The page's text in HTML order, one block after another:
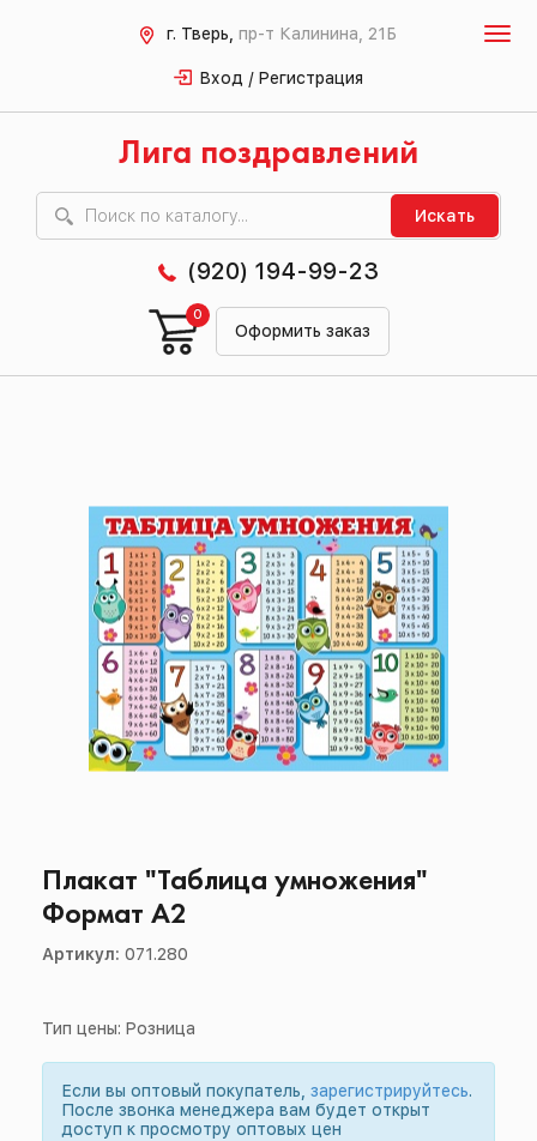
г. Тверь, пр-т Калинина, 21Б
Вход / Регистрация
Лига поздравлений
Искать
(920) 194-99-23
Оформить заказ
0
Плакат "Таблица умножения"
Формат А2
Артикул: 071.280
Тип цены: Розница
Если вы оптовый покупатель, зарегистрируйтесь.
После звонка менеджера вам будет открыт
доступ к просмотру оптовых цен